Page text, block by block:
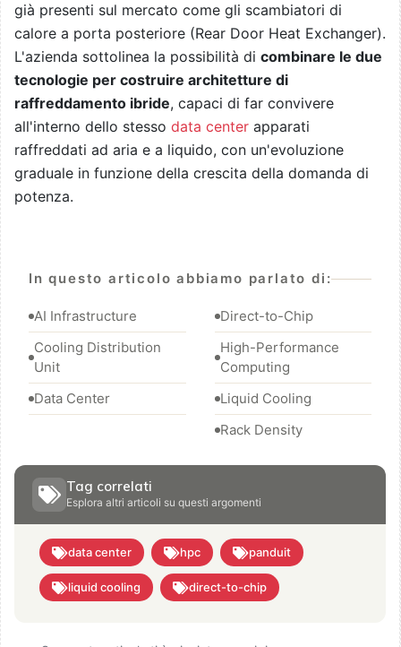
già presenti sul mercato come gli scambiatori di
calore a porta posteriore (Rear Door Heat Exchanger).
L'azienda sottolinea la possibilità di combinare le due
tecnologie per costruire architetture di
raffreddamento ibride, capaci di far convivere
all'interno dello stesso data center apparati
raffreddati ad aria e a liquido, con un'evoluzione
graduale in funzione della crescita della domanda di
potenza.
In questo articolo abbiamo parlato di:
AI Infrastructure
Cooling Distribution
Unit
Data Center
Direct-to-Chip
High-Performance
Computing
Liquid Cooling
Rack Density
Tag correlati
Esplora altri articoli su questi argomenti
data center hpc panduit
liquid cooling direct-to-chip